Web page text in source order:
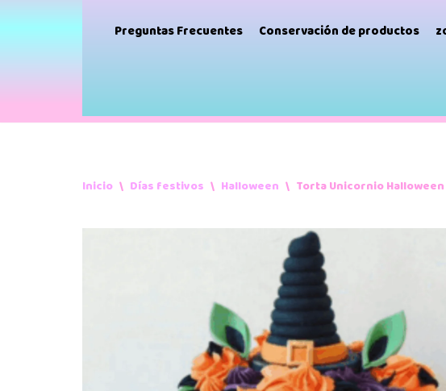
Preguntas Frecuentes Conservación de productos
Inicio \ Días festivos \ Halloween \ Torta Unicornio Halloween